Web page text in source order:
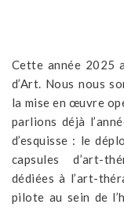
Cette année 2025
d’Art. Nous nous
la mise en œuvre
parlions déjà
d’esquisse : le
capsules d’art-
dédiées à l’art-
pilote au sein de